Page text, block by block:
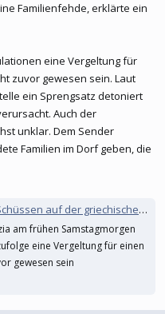
Familienfehde, erklärte ein
eine Vergeltung für
zuvor gewesen sein. Laut
ein Sprengsatz detoniert
Auch der
unklar. Dem Sender
Familien im Dorf geben, die
auf der griechischen Insel Kreta
am frühen Samstagmorgen
eine Vergeltung für einen
gewesen sein